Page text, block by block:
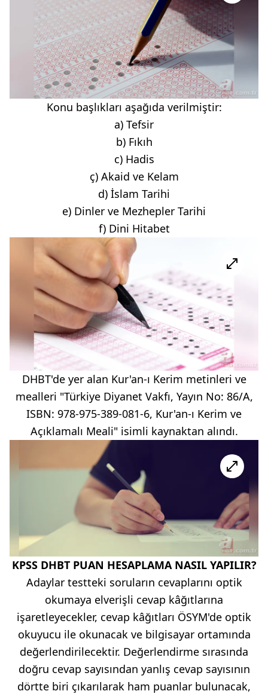
Konu başlıkları aşağıda verilmiştir:
a) Tefsir
b) Fıkıh
c) Hadis
ç) Akaid ve Kelam
d) İslam Tarihi
e) Dinler ve Mezhepler Tarihi
f) Dini Hitabet
DHBT'de yer alan Kur'an-ı Kerim metinleri ve
mealleri "Türkiye Diyanet Vakfı, Yayın No: 86/A,
ISBN: 978-975-389-081-6, Kur'an-ı Kerim ve
Açıklamalı Meali" isimli kaynaktan alındı.
KPSS DHBT PUAN HESAPLAMA NASIL YAPILIR?
Adaylar testteki soruların cevaplarını optik
okumaya elverişli cevap kâğıtlarına
işaretleyecekler, cevap kâğıtları ÖSYM'de optik
okuyucu ile okunacak ve bilgisayar ortamında
değerlendirilecektir. Değerlendirme sırasında
doğru cevap sayısından yanlış cevap sayısının
dörtte biri çıkarılarak ham puanlar bulunacak,